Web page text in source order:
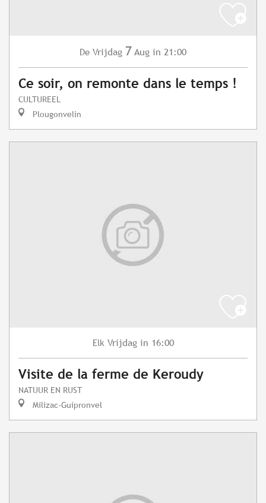
De Vrijdag 7 Aug in 21:00
Ce soir, on remonte dans le temps !
CULTUREEL
Plougonvelin
Elk Vrijdag in 16:00
Visite de la ferme de Keroudy
NATUUR EN RUST
Milizac-Guipronvel